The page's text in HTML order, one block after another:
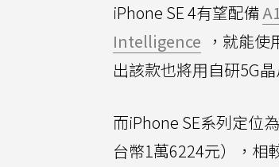
iPhone SE 4有望配備
Intelligence ，就能
出該款也將用自研5G
而iPhone SE系列定位
台幣1萬6224元），相